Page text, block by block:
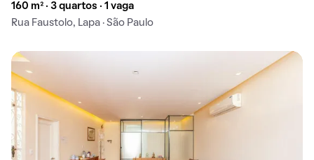
160 m² · 3 quartos · 1 vaga
Rua Faustolo, Lapa · São Paulo